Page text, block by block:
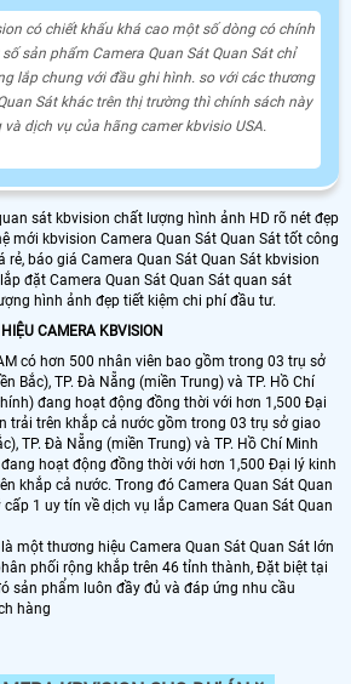
có chiết khấu khá cao một số dòng có chính
sản phẩm Camera Quan Sát Quan Sát chỉ
lắp chung với đầu ghi hình. so với các thương
Sát khác trên thị trường thì chính sách này
dịch vụ của hãng camer kbvisio USA.
sát kbvision chất lượng hình ảnh HD rõ nét đẹp
mới kbvision Camera Quan Sát Quan Sát tốt công
báo giá Camera Quan Sát Quan Sát kbvision
đặt Camera Quan Sát Quan Sát quan sát
hình ảnh đẹp tiết kiệm chi phí đầu tư.
CAMERA KBVISION
có hơn 500 nhân viên bao gồm trong 03 trụ sở
Bắc), TP. Đà Nẵng (miền Trung) và TP. Hồ Chí
đang hoạt động đồng thời với hơn 1,500 Đại
trải trên khắp cả nước gồm trong 03 trụ sở giao
TP. Đà Nẵng (miền Trung) và TP. Hồ Chí Minh
hoạt động đồng thời với hơn 1,500 Đại lý kinh
khắp cả nước. Trong đó Camera Quan Sát Quan
1 uy tín về dịch vụ lắp Camera Quan Sát Quan
một thương hiệu Camera Quan Sát Quan Sát lớn
phối rộng khắp trên 46 tỉnh thành, Đặt biệt tại
sản phẩm luôn đầy đủ và đáp ứng nhu cầu
hàng